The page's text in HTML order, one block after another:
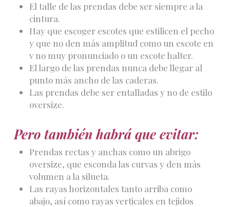
El talle de las prendas debe ser siempre a la
cintura.
Hay que escoger escotes que estilicen el pecho
y que no den más amplitud como un escote en
v no muy pronunciado o un escote halter.
El largo de las prendas nunca debe llegar al
punto más ancho de las caderas.
Las prendas debe ser entalladas y no de estilo
oversize.
Pero también habrá que evitar:
Prendas rectas y anchas como un abrigo
oversize, que esconda las curvas y den más
volumen a la silueta.
Las rayas horizontales tanto arriba como
abajo, así como rayas verticales en tejidos